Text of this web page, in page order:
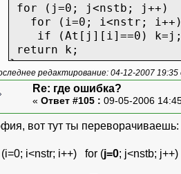
for (j=0; j<nstb; j++)
for (i=0; i<nstr;
if (At[j][i]==0)
return k;
}
void main ()
int nrow, ncol;
cout<<"\nEnter
cin>>nrow>>ncol;
редактирование: 04-12-2007
Re: где ошибка?
« Ответ #105 : 09-05-2006
вот тут ты переворачиваешь:
(i=0; i<nstr; i++) for (j=0; j<nstb;